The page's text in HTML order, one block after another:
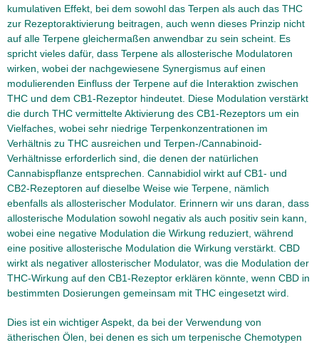
kumulativen Effekt, bei dem sowohl das Terpen als auch das THC
zur Rezeptoraktivierung beitragen, auch wenn dieses Prinzip nicht
auf alle Terpene gleichermaßen anwendbar zu sein scheint. Es
spricht vieles dafür, dass Terpene als allosterische Modulatoren
wirken, wobei der nachgewiesene Synergismus auf einen
modulierenden Einfluss der Terpene auf die Interaktion zwischen
THC und dem CB1-Rezeptor hindeutet. Diese Modulation verstärkt
die durch THC vermittelte Aktivierung des CB1-Rezeptors um ein
Vielfaches, wobei sehr niedrige Terpenkonzentrationen im
Verhältnis zu THC ausreichen und Terpen-/Cannabinoid-
Verhältnisse erforderlich sind, die denen der natürlichen
Cannabispflanze entsprechen. Cannabidiol wirkt auf CB1- und
CB2-Rezeptoren auf dieselbe Weise wie Terpene, nämlich
ebenfalls als allosterischer Modulator. Erinnern wir uns daran, dass
allosterische Modulation sowohl negativ als auch positiv sein kann,
wobei eine negative Modulation die Wirkung reduziert, während
eine positive allosterische Modulation die Wirkung verstärkt. CBD
wirkt als negativer allosterischer Modulator, was die Modulation der
THC-Wirkung auf den CB1-Rezeptor erklären könnte, wenn CBD in
bestimmten Dosierungen gemeinsam mit THC eingesetzt wird.
Dies ist ein wichtiger Aspekt, da bei der Verwendung von
ätherischen Ölen, bei denen es sich um terpenische Chemotypen